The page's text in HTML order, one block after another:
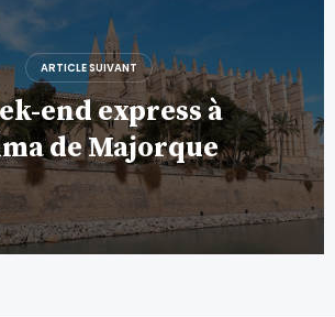
ARTICLE SUIVANT
end express à
de Majorque